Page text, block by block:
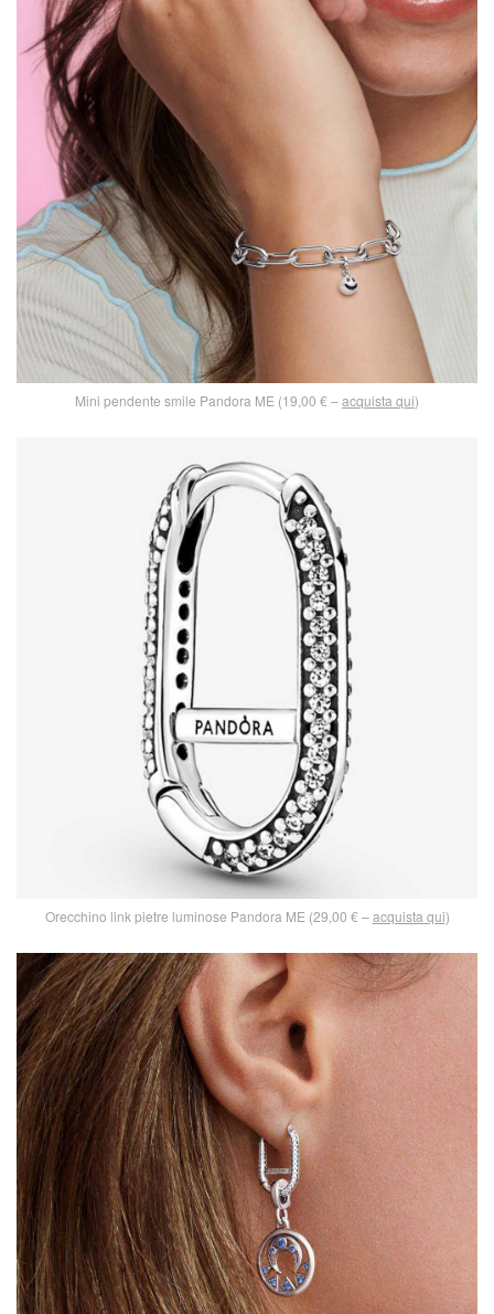
Mini pendente smile Pandora ME (19,00 € –acquista qui)
Orecchino link pietre luminose Pandora ME (29,00 € –acquista qui)